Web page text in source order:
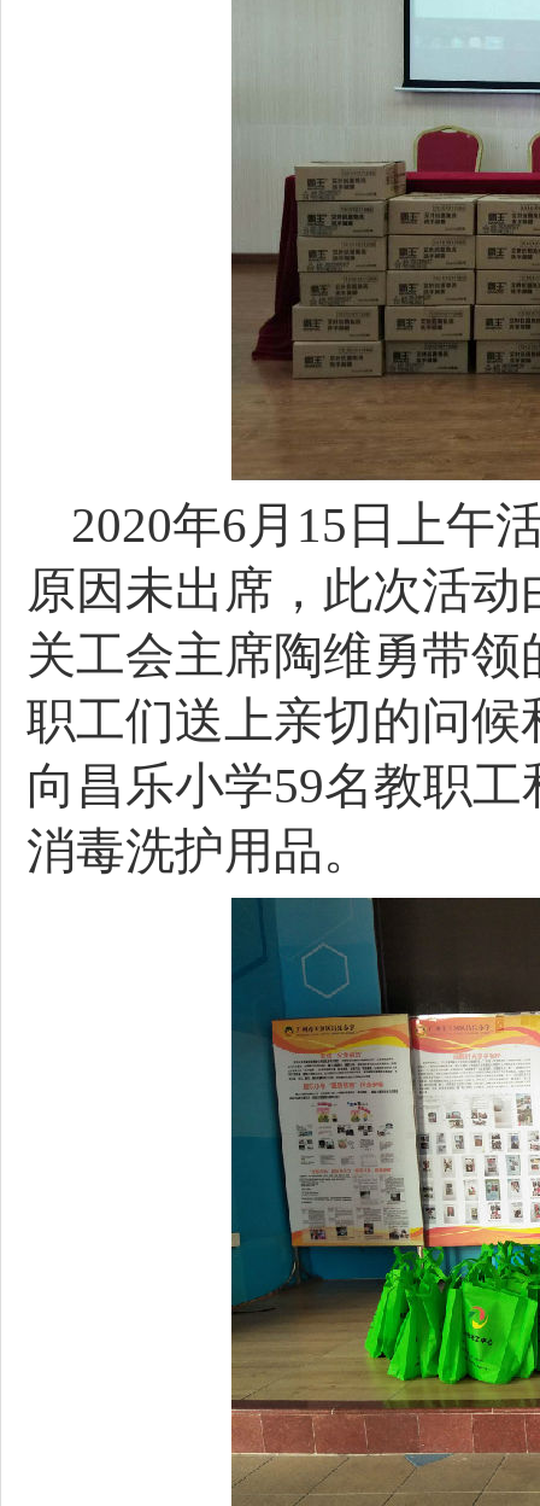
2020年6月15日上午
原因未出席，此次活
关工会主席陶维勇带
职工们送上亲切的问
向昌乐小学59名教职
消毒洗护用品。